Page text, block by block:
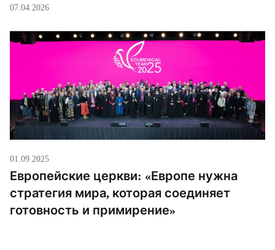
присвоение такого статуса «вызывают серьезную
сталкиваются те, кто сопротивляется войне и
репрессиям». В Конференции также отметили, что
«Христиане против войны» тесно связаны с
инициативой КЕЦ […]
07.04.2026
01.09.2025
Европейские церкви: «Европе нужна
стратегия мира, которая соединяет
готовность и примирение»